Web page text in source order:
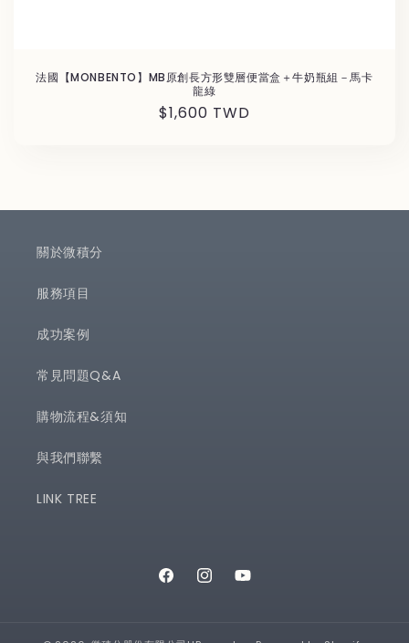
法國【MONBENTO】MB原創長方形雙層便當盒＋牛奶瓶組－馬卡
龍綠
通
$1,600 TWD
關於微積分
服務項目
成功案例
常見問題Q&A
購物流程&須知
與我們聯繫
LINK TREE
FacebookInstagramYouTube